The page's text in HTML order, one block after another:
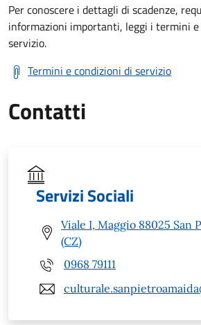
Per conoscere i dettagli di scadenze,
informazioni importanti, leggi i termini e
servizio.
Termini e condizioni di servizio
Contatti
Servizi Sociali
Viale I, Maggio 88025 San
(CZ)
0968 79111